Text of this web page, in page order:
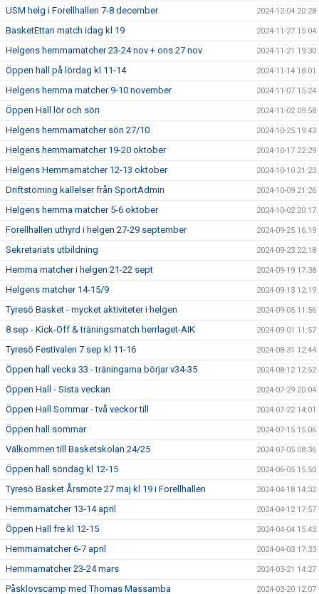
USM helg i Forellhallen 7-8 december 2024-12-04 20:28
BasketEttan match idag kl 19 2024-11-27 15:04
Helgens hemmamatcher 23-24 nov + ons 27 nov 2024-11-21 19:30
Öppen hall på lördag kl 11-14 2024-11-14 18:01
Helgens hemma matcher 9-10 november 2024-11-07 15:24
Öppen Hall lör och sön 2024-11-02 09:58
Helgens hemmamatcher sön 27/10 2024-10-25 19:43
Helgens hemmamatcher 19-20 oktober 2024-10-17 22:29
Helgens Hemmamatcher 12-13 oktober 2024-10-10 21:23
Driftstörning kallelser från SportAdmin 2024-10-09 21:26
Helgens hemma matcher 5-6 oktober 2024-10-02 20:17
Forellhallen uthyrd i helgen 27-29 september 2024-09-25 16:19
Sekretariats utbildning 2024-09-23 22:18
Hemma matcher i helgen 21-22 sept 2024-09-19 17:38
Helgens matcher 14-15/9 2024-09-13 12:19
Tyresö Basket - mycket aktiviteter i helgen 2024-09-05 11:56
8 sep - Kick-Off & träningsmatch herrlaget-AIK 2024-09-01 11:57
Tyresö Festivalen 7 sep kl 11-16 2024-08-31 12:44
Öppen hall vecka 33 - träningarna börjar v34-35 2024-08-12 12:52
Öppen Hall - Sista veckan 2024-07-29 20:04
Öppen Hall Sommar - två veckor till 2024-07-22 14:01
Öppen hall sommar 2024-07-15 15:06
Välkommen till Basketskolan 24/25 2024-07-05 08:36
Öppen hall söndag kl 12-15 2024-06-05 15:50
Tyresö Basket Årsmöte 27 maj kl 19 i Forellhallen 2024-04-18 14:32
Hemmamatcher 13-14 april 2024-04-12 17:57
Öppen Hall fre kl 12-15 2024-04-04 15:43
Hemmamatcher 6-7 april 2024-04-03 17:33
Hemmamatcher 23-24 mars 2024-03-21 14:27
Påsklovscamp med Thomas Massamba 2024-03-20 12:07